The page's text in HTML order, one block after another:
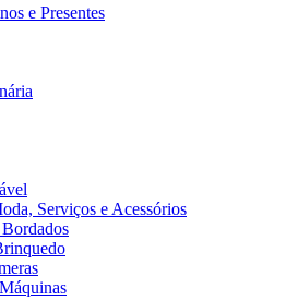
e Presentes
Serviços e Acessórios